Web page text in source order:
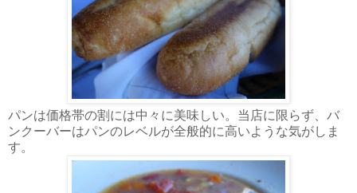
パンは価格帯の割には中々に美味しい。当店に限らず、バ
ンクーバーはパンのレベルが全般的に高いような気がしま
す。